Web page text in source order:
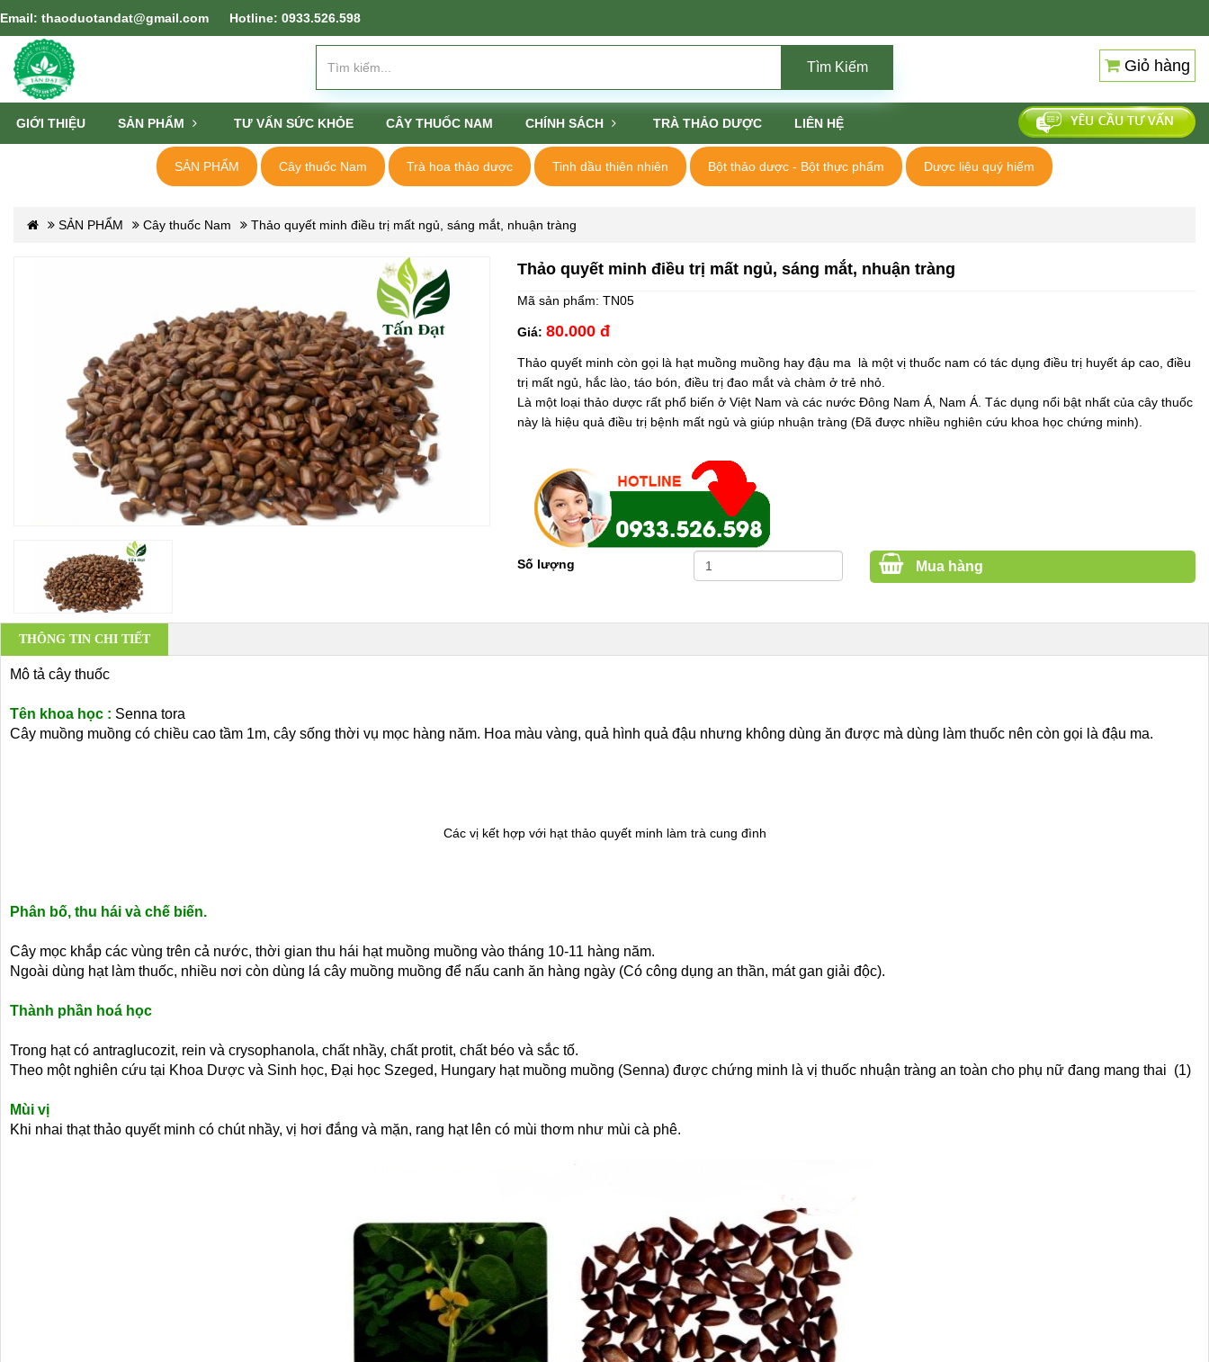
Email: thaoduotandat@gmail.com Hotline: 0933.526.598
Tìm Kiếm Giỏ hàng
GIỚI THIỆU SẢN PHẨM TƯ VẤN SỨC KHỎE CÂY THUỐC NAM CHÍNH SÁCH TRÀ THẢO DƯỢC LIÊN HỆ
SẢN PHẨM Cây thuốc Nam Trà hoa thảo dược Tinh dầu thiên nhiên Bột thảo dược - Bột thực phẩm Dược liệu quý hiếm
SẢN PHẨM Cây thuốc Nam Thảo quyết minh điều trị mất ngủ, sáng mắt, nhuận tràng
Thảo quyết minh điều trị mất ngủ, sáng mắt, nhuận tràng
Mã sản phẩm: TN05
Giá: 80.000 đ
Thảo quyết minh còn gọi là hạt muồng muồng hay đậu ma là một vị thuốc nam có tác dụng điều trị huyết áp cao, điều
trị mất ngủ, hắc lào, táo bón, điều trị đao mắt và chàm ở trẻ nhỏ.
Là một loại thảo dược rất phổ biến ở Việt Nam và các nước Đông Nam Á, Nam Á. Tác dụng nổi bật nhất của cây thuốc
này là hiệu quả điều trị bệnh mất ngủ và giúp nhuận tràng (Đã được nhiều nghiên cứu khoa học chứng minh).
Số lượng Mua hàng
THÔNG TIN CHI TIẾT
Mô tả cây thuốc
Tên khoa học : Senna tora
Cây muồng muồng có chiều cao tầm 1m, cây sống thời vụ mọc hàng năm. Hoa màu vàng, quả hình quả đậu nhưng không dùng ăn được mà dùng làm thuốc nên còn gọi là đậu ma.
Các vị kết hợp với hạt thảo quyết minh làm trà cung đình
Phân bố, thu hái và chế biến.
Cây mọc khắp các vùng trên cả nước, thời gian thu hái hạt muồng muồng vào tháng 10-11 hàng năm.
Ngoài dùng hạt làm thuốc, nhiều nơi còn dùng lá cây muồng muồng để nấu canh ăn hàng ngày (Có công dụng an thần, mát gan giải độc).
Thành phần hoá học
Trong hạt có antraglucozit, rein và crysophanola, chất nhầy, chất protit, chất béo và sắc tố.
Theo một nghiên cứu tại Khoa Dược và Sinh học, Đại học Szeged, Hungary hạt muồng muồng (Senna) được chứng minh là vị thuốc nhuận tràng an toàn cho phụ nữ đang mang thai (1)
Mùi vị
Khi nhai thạt thảo quyết minh có chút nhầy, vị hơi đắng và mặn, rang hạt lên có mùi thơm như mùi cà phê.